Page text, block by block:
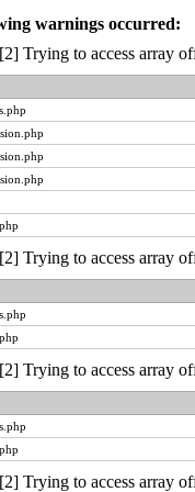
warnings occurred:
Trying to access array
Trying to access array
Trying to access array
Trying to access array